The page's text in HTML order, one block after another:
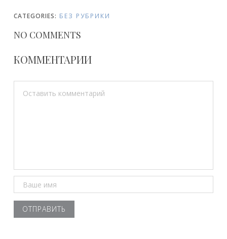
Я
П
О
М
i
l
:
CATEGORIES: БЕЗ РУБРИКИ
NO COMMENTS
КОММЕНТАРИИ